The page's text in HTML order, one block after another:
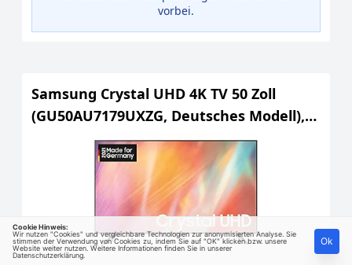
vorbei.
Samsung Crystal UHD 4K TV 50 Zoll
(GU50AU7179UXZG, Deutsches Modell),
HDR, Q-Symphony, rahmenloses Design,
Smart TV [2021]
Cookie Hinweis:
Wir nutzen "Cookies" und vergleichbare Technologien zur anonymisierten Analyse. Sie
stimmen der Verwendung von Cookies zu, indem Sie auf "OK" klicken bzw. unsere
Website weiter nutzen. Weitere Informationen finden Sie in unserer
Datenschutzerklärung
Ok